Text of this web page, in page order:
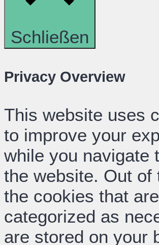
Schließen
Privacy Overview
This website uses
to improve your
while you navigate
the website. Out of
the cookies that are
categorized as
are stored on your